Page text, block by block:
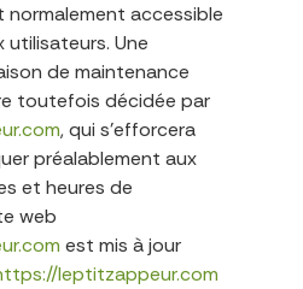
accessible
Une
de maintenance
toutefois décidée par
, qui s’efforcera
préalablement aux
et heures de
web
est mis à jour
leptitzappeur.com